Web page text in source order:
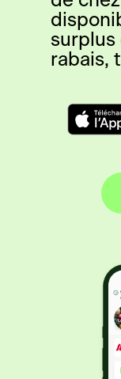
surplus
rabais,